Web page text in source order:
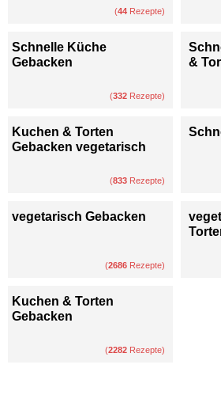
(44 Rezepte)
Schnelle Küche
Gebacken
(332 Rezepte)
&
Kuchen & Torten
Gebacken vegetarisch
(833 Rezepte)
vegetarisch Gebacken
(2686 Rezepte)
Kuchen & Torten
Gebacken
(2282 Rezepte)